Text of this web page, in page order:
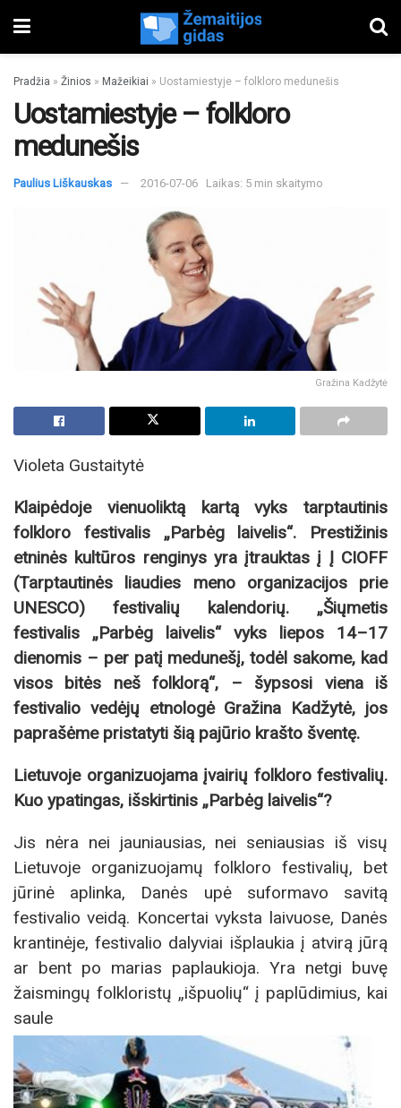
Pradžia » Žinios » Mažeikiai » Uostamiestyje – folkloro medunešis
Uostamiestyje – folkloro
medunešis
Paulius Liškauskas 2016-07-06 Laikas: 5 min skaitymo
Gražina Kadžytė
Violeta Gustaitytė
Klaipėdoje vienuoliktą kartą vyks tarptautinis
folkloro festivalis „Parbėg laivelis“. Prestižinis
etninės kultūros renginys yra įtrauktas į Į CIOFF
(Tarptautinės liaudies meno organizacijos prie
UNESCO) festivalių kalendorių. „Šiųmetis
festivalis „Parbėg laivelis“ vyks liepos 14–17
dienomis – per patį medunešį, todėl sakome, kad
visos bitės neš folklorą“, – šypsosi viena iš
festivalio vedėjų etnologė Gražina Kadžytė, jos
paprašėme pristatyti šią pajūrio krašto šventę.
Lietuvoje organizuojama įvairių folkloro festivalių.
Kuo ypatingas, išskirtinis „Parbėg laivelis“?
Jis nėra nei jauniausias, nei seniausias iš visų
Lietuvoje organizuojamų folkloro festivalių, bet
jūrinė aplinka, Danės upė suformavo savitą
festivalio veidą. Koncertai vyksta laivuose, Danės
krantinėje, festivalio dalyviai išplaukia į atvirą jūrą
ar bent po marias paplaukioja. Yra netgi buvę
žaismingų folkloristų „išpuolių“ į paplūdimius, kai
saule